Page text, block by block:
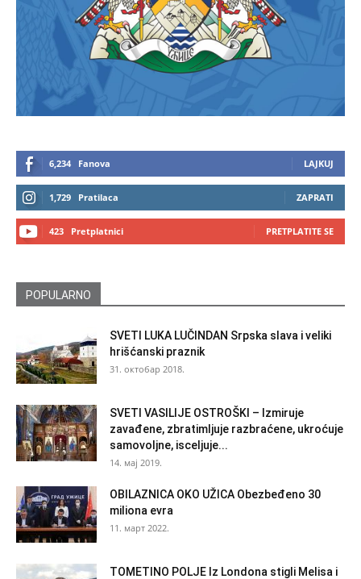
6,234 Fanova LAJKUJ
1,729 Pratilaca ZAPRATI
423 Pretplatnici PRETPLATITE SE
POPULARNO
SVETI LUKA LUČINDAN Srpska slava i veliki
hrišćanski praznik
31. октобар 2018.
SVETI VASILIJE OSTROŠKI – Izmiruje
zavađene, zbratimljuje razbraćene, ukroćuje
samovoljne, isceljuje...
14. мај 2019.
OBILAZNICA OKO UŽICA Obezbeđeno 30
miliona evra
11. март 2022.
TOMETINO POLJE Iz Londona stigli Melisa i